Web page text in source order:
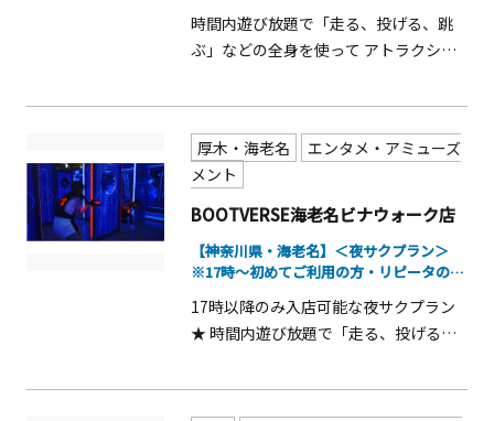
時間内遊び放題で「走る、投げる、跳
ぶ」などの全身を使って アトラクショ
設です★
厚木・海老名
エンタメ・アミューズ
メント
BOOTVERSE海老名ビナウォーク店
【神奈川県・海老名】＜夜サクプラン＞
※17時～初めてご利用の方・リピータの方
17時以降のみ入店可能な夜サクプラン
★ 時間内遊び放題で「走る、投げる、
ョンを体験できる屋内アトラクション
施設です！